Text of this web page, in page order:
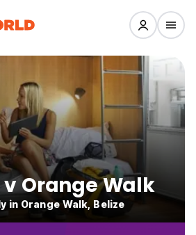
v Orange Walk
in Orange Walk, Belize